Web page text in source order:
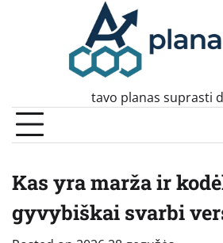
tavo planas suprasti
Kas yra marža ir
gyvybiškai svarbi